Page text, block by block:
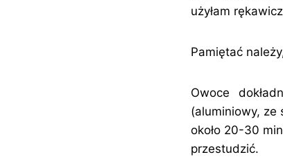
użyłam
Pamiętać
Owoce
(aluminiowy, ze
około 20-30
przestudzić.